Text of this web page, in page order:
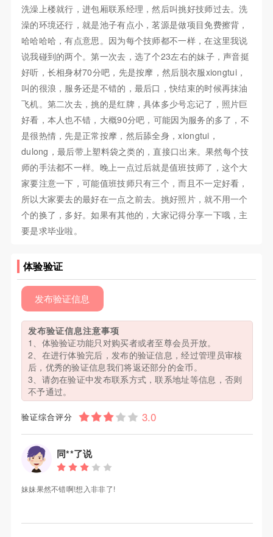
洗澡上楼就行，进包厢联系经理，然后叫挑好技师过去。洗
澡的环境还行，就是池子有点小，茗源是做项目免费擦背，
哈哈哈哈，有点意思。因为每个技师都不一样，在这里我说
说我碰到的两个。第一次去，选了个23左右的妹子，声音挺
好听，长相身材70分吧，先是按摩，然后脱衣服xiongtui，
叫的很浪，服务还是不错的，最后口，快结束的时候再抹油
飞机。第二次去，挑的是红牌，具体多少号忘记了，照片巨
好看，本人也不错，大概90分吧，可能因为服务的多了，不
是很热情，先是正常按摩，然后舔全身，xiongtui，
dulong，最后带上塑料袋之类的，直接口出来。果然每个技
师的手法都不一样。晚上一点过后就是值班技师了，这个大
家要注意一下，可能值班技师只有三个，而且不一定好看，
所以大家要去的最好在一点之前去。挑好照片，就不用一个
个的换了，多好。如果有其他的，大家记得分享一下哦，主
要是求毕业啦。
体验验证
发布验证信息
发布验证信息注意事项
1、体验验证功能只对购买者或者至尊会员开放。
2、在进行体验完后，发布的验证信息，经过管理员审核
后，优秀的验证信息我们将返还部分的金币。
3、请勿在验证中发布联系方式，联系地址等信息，否则
不予通过。
验证综合评分
同**了说
妹妹果然不错啊!想入非非了!